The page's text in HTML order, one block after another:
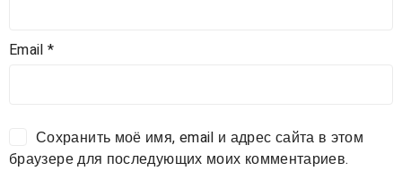
Email*
Сохранить моё имя, email и адрес сайта в этом
браузере для последующих моих комментариев.